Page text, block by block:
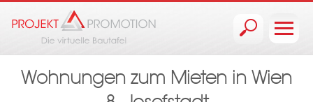
Wohnungen zum Mieten in Wien